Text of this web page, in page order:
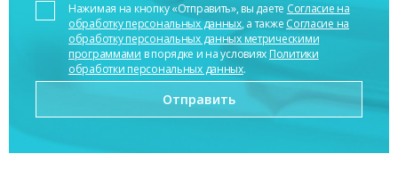
Нажимая на кнопку «Отправить», вы даете Согласие на
обработку персональных данных, а также Согласие на
обработку персональных данных метрическими
программами в порядке и на условиях Политики
обработки персональных данных.